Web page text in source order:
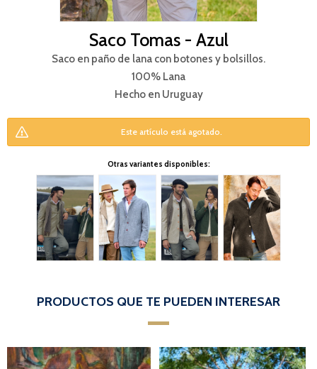
Saco Tomas - Azul
Saco en paño de lana con botones y bolsillos.
100% Lana
Hecho en Uruguay
Este artículo está agotado.
Otras variantes disponibles:
PRODUCTOS QUE TE PUEDEN INTERESAR